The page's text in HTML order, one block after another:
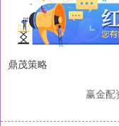
鼎茂策略
赢金配